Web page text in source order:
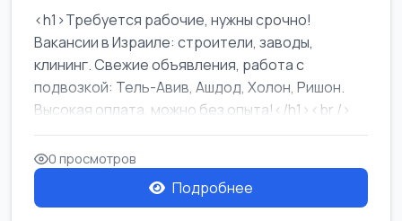
<h1>Требуется рабочие, нужны срочно!
Вакансии в Израиле: строители, заводы,
клининг. Свежие объявления, работа с
подвозкой: Тель-Авив, Ашдод, Холон, Ришон.
Высокая оплата, можно без опыта!</h1><br />
...
0 просмотров
Подробнее